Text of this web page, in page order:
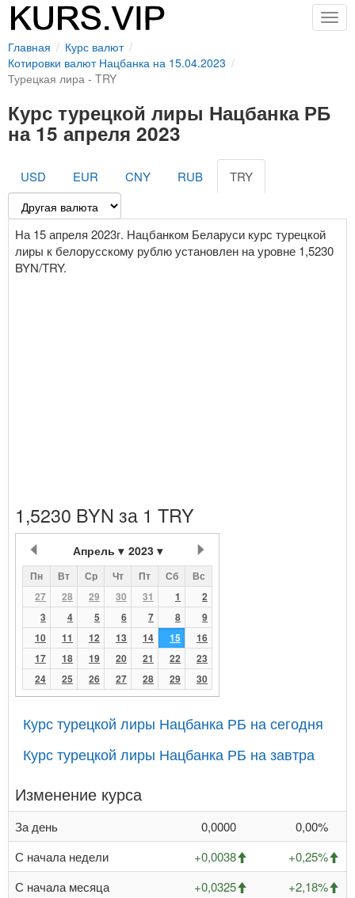
Главная
Курс валют
Котировки валют Нацбанка на 15.04.2023
Турецкая лира - TRY
Курс турецкой лиры Нацбанка РБ
на 15 апреля 2023
USD EUR CNY RUB TRY
На 15 апреля 2023г. Нацбанком Беларуси курс турецкой
лиры к белорусскому рублю установлен на уровне 1,5230
BYN/TRY.
1,5230 BYN за 1 TRY
Апрель 2023
Пн Вт Ср Чт Пт Сб
Вс
27
28 29 30 31 1
2
3
4 5 6 7 8
9
10
11 12 13 14 15
16
17
18 19 20 21 22
23
24
25 26 27 28 29 30
Курс турецкой лиры Нацбанка РБ на сегодня
Курс турецкой лиры Нацбанка РБ на завтра
Изменение курса
За день 0,0000
0,00%
С начала недели
+0,0038
+0,25%
С начала месяца
+0,0325
+2,18%